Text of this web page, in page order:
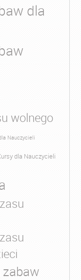
dla
wolnego
Nauczycieli
dla Nauczycieli